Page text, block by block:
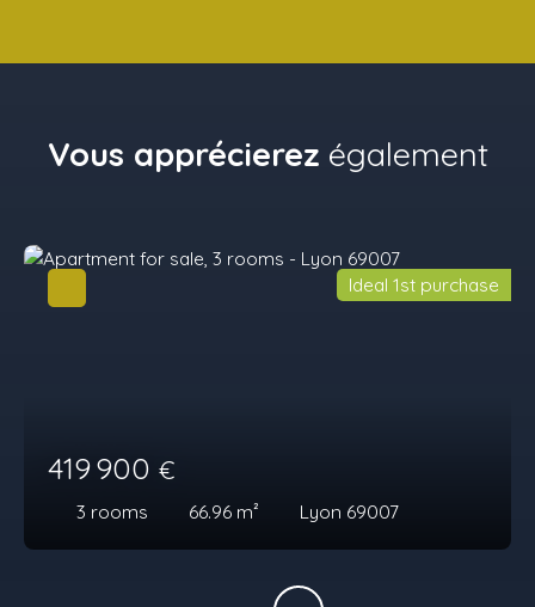
Vous apprécierez également
419 900 €
3 rooms 66.96 m² Lyon 69007
Ideal 1st purchase